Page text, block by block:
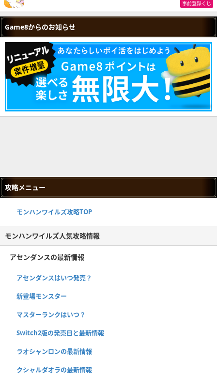
事前登録くじ
Game8からのお知らせ
攻略メニュー
モンハンワイルズ攻略TOP
モンハンワイルズ人気攻略情報
アセンダンスの最新情報
アセンダンスはいつ発売？
新登場モンスター
マスターランクはいつ？
Switch2版の発売日と最新情報
ラオシャンロンの最新情報
クシャルダオラの最新情報